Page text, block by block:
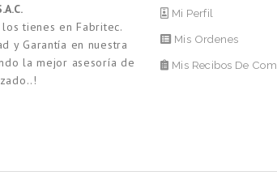
tienes en Fabritec.
y Garantía en nuestra
la mejor asesoría de
Mi Perfil
Mis Ordenes
Mis Recibos De